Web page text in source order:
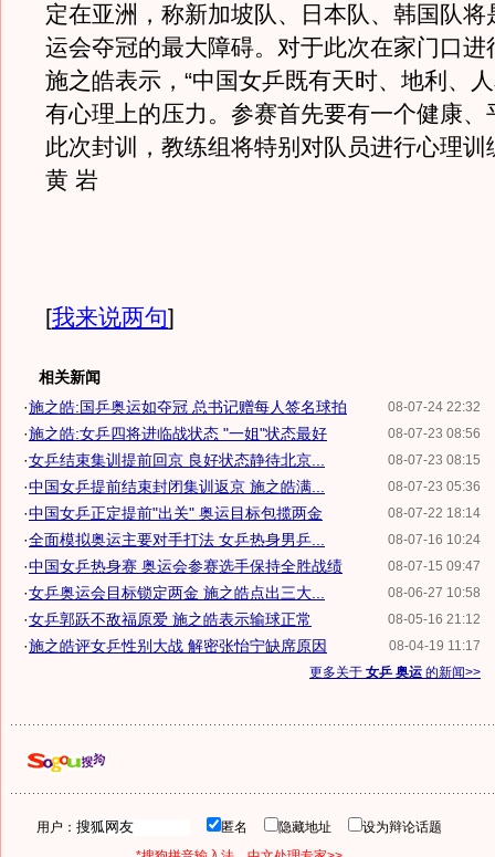
定在亚洲，称新加坡队、日本队、韩国队将
运会夺冠的最大障碍。对于此次在家门口进
施之皓表示，“中国女乒既有天时、地利、
有心理上的压力。参赛首先要有一个健康、
此次封训，教练组将特别对队员进行心理训
黄 岩
[我来说两句]
相关新闻
08-07-24 22:32
·施之皓:国乒奥运如夺冠 总书记赠每人签名球拍
08-07-23 08:56
·施之皓:女乒四将进临战状态 "一姐"状态最好
08-07-23 08:15
·女乒结束集训提前回京 良好状态静待北京...
08-07-23 05:36
·中国女乒提前结束封闭集训返京 施之皓满...
08-07-22 18:14
·中国女乒正定提前"出关" 奥运目标包揽两金
08-07-16 10:24
·全面模拟奥运主要对手打法 女乒热身男乒...
08-07-15 09:47
·中国女乒热身赛 奥运会参赛选手保持全胜战绩
08-06-27 10:58
·女乒奥运会目标锁定两金 施之皓点出三大...
08-05-16 21:12
·女乒郭跃不敌福原爱 施之皓表示输球正常
08-04-19 11:17
·施之皓评女乒性别大战 解密张怡宁缺席原因
更多关于 女乒 奥运 的新闻>>
用户： 匿名 隐藏地址
设为辩论话题